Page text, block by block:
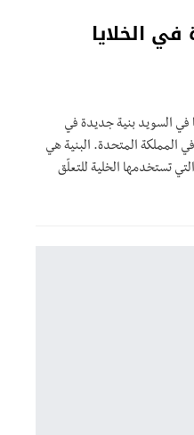
الخلايا
في السويد بنية جديدة في
في المملكة المتحدة. البنية هي
تستخدمها الخلية للتعلّق